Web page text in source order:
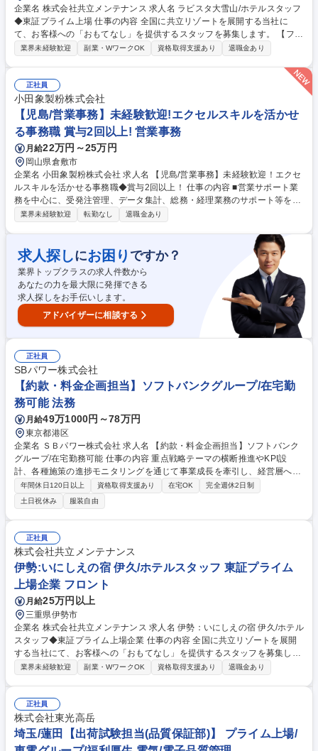
企業名 株式会社共立メンテナンス 求人名 ラビスタ大雪山/ホテルスタッフ
◆東証プライム上場 仕事の内容 全国に共立リゾートを展開する当社に
て、お客様への「おもてなし」を提供するスタッフを募集します。 【フロ
ント】接客対応（チェックイン、チェックアウト、観光案内）／館内案
お食事の提供／テーブルセッティング・片付、デシャップ 【予約販売/総
務経理】データ入力・管理、電話対応／ホテルシステムによる予約受付、
売上・入金処理 【施設管理】客室及び共用部、温浴施設の清掃、ホテル内
の設備点検などの計画及び実行、その他付帯設備の点検管理、駐車場内で
の車両誘導・管理、送迎ドライバーなど 募集職種 ラビスタ大雪山/ホテル
スタッフ◆東証プライム上場
業界未経験歓迎 副業・WワークOK 資格取得支援あり 退職金あり
正社員
小田象製粉株式会社
【児島/営業事務】未経験歓迎!エクセルスキルを活かせ
る事務職 賞与2回以上! 営業事務
月給22万円～25万円
岡山県倉敷市
企業名 小田象製粉株式会社 求人名 【児島/営業事務】未経験歓迎！エクセ
ルスキルを活かせる事務職◆賞与2回以上！ 仕事の内容 ■営業サポート業
務を中心に、受発注管理、データ集計、総務・経理業務のサポート等を担
当いただきます。基幹システムへのデータ入力やエクセルを使った集計業
ポート業務全般 ・データ集計業務（エクセル使用） ・電話応対、来客対
応 ・その他付随する事務業務 ※業務変更の範囲：会社の定める業務全般
募集職種 【児島/営業事務】未経験歓迎！エクセルスキルを活かせる事務
職◆賞与2回以上！
業界未経験歓迎 転勤なし 退職金あり
求人探しにお困り ですか？
業界トップクラスの求人件数から
あなたの力を最大限に発揮できる
求人探しをお手伝いします。
アドバイザーに相談する
正社員
SBパワー株式会社
【約款・料金企画担当】ソフトバンクグループ/在宅勤
務可能 法務
月給49万1000円～78万円
東京都港区
企業名 ＳＢパワー株式会社 求人名 【約款・料金企画担当】ソフトバンク
グループ/在宅勤務可能 仕事の内容 重点戦略テーマの横断推進やKPI設
計、各種施策の進捗モニタリングを通じて事業成長を牽引し、経営層への
レポーティングを含む事業運営の企画・推進を担当します。【主な業務】
■新料金メニュー（市場連動型・ 時間帯別）の企画・設計・改定■競合料
金・市場環境・顧客ニーズ調査および分析■料金改定シナリオの作成、収
益シミュレーション・リスク分析■制度改定（電気事業法・小売営業指
針・料金情報公開ガイドライン等）への対応■電気需給約款・各種規約の
策定・改定【具体的な業務】■新料金投入・料金改定に伴う収益性試算、
社内プロジェクト推進■関係部門（営業・法務・システム）との調整■各種
経営層向け資料作成と報告等 募集職種 【約款・料金企画担当】ソフトバ
ンクグループ/在宅勤務可能
年間休日120日以上 資格取得支援あり 在宅OK
完全週休2日制
土日祝休み
服装自由
正社員
株式会社共立メンテナンス
伊勢:いにしえの宿 伊久/ホテルスタッフ 東証プライム
上場企業 フロント
月給25万円以上
三重県伊勢市
企業名 株式会社共立メンテナンス 求人名 伊勢：いにしえの宿 伊久/ホテル
スタッフ◆東証プライム上場企業 仕事の内容 全国に共立リゾートを展開
する当社にて、お客様への「おもてなし」を提供するスタッフを募集しま
す。【フロント】■接客対応（チェックイン、チェックアウト、観光案
【予約販売/総務経理】データ入力・管理、電話対応／ホテルシステムによ
る予約受付、売上・入金処理 【施設管理】客室及び共用部、温浴施設の清
掃、ホテル内の設備点検などの計画及び実行、その他付帯設備の点検管
理、駐車場内での車両誘導・管理、送迎ドライバーなど 募集職種 伊勢：
業界未経験歓迎 副業・WワークOK 資格取得支援あり 退職金あり
正社員
株式会社東光高岳
埼玉/蓮田【出荷試験担当(品質保証部)】 プライム上場/